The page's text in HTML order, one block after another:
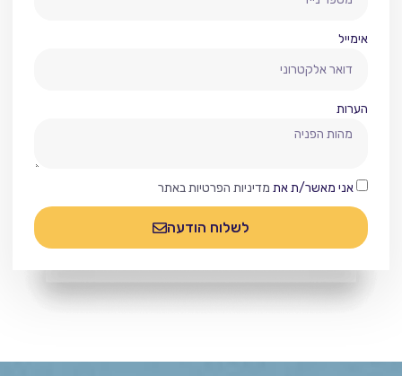
אימייל
הערות
אני מאשר/ת את מדיניות הפרטיות באתר
לשלוח הודעה